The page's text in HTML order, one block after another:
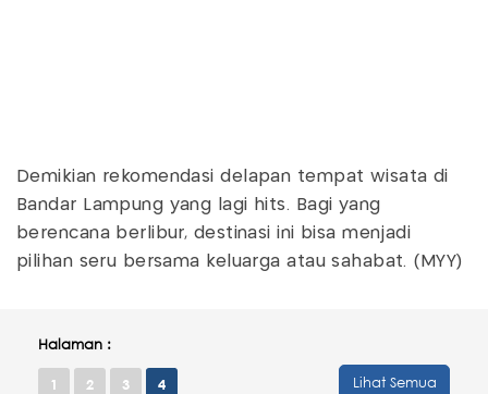
Demikian rekomendasi delapan tempat wisata di
Bandar Lampung yang lagi hits. Bagi yang
berencana berlibur, destinasi ini bisa menjadi
pilihan seru bersama keluarga atau sahabat. (MYY)
Halaman :
1 2 3 4 Lihat Semua